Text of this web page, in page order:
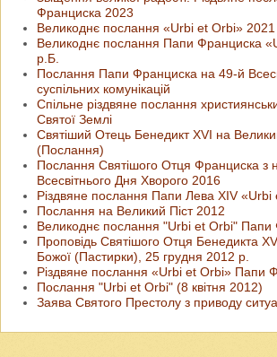
Франциска 2023
Великоднє послання «Urbi et Orbi»
Великоднє послання Папи Франциска
р.Б.
Послання Папи Франциска на 49-й
суспільних комунікацій
Спільне різдвяне послання
Святої Землі
Святіший Отець Бенедикт ХVІ на
(Послання)
Послання Святішого Отця Франциска з
Всесвітнього Дня Хворого 2016
Різдвяне послання Папи Лева ХІV
Послання на Великий Піст 2012
Великоднє послання "Urbi et Orbi" Папи
Проповідь Святішого Отця Бенедикта
Божої (Пастирки), 25 грудня 2012 р.
Різдвяне послання «Urbi et Orbi» Папи
Послання "Urbi et Orbi" (8 квітня 2012)
Заява Святого Престолу з приводу